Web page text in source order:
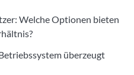
Welche Optionen bieten
überzeugt